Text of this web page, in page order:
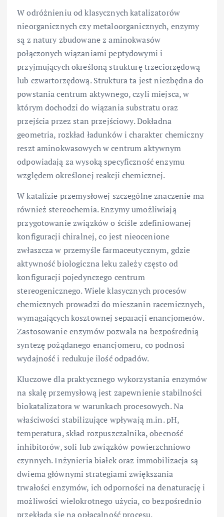
W odróżnieniu od klasycznych katalizatorów
nieorganicznych czy metaloorganicznych, enzymy
są z natury zbudowane z aminokwasów
połączonych wiązaniami peptydowymi i
przyjmujących określoną strukturę trzeciorzędową
lub czwartorzędową. Struktura ta jest niezbędna do
powstania centrum aktywnego, czyli miejsca, w
którym dochodzi do wiązania substratu oraz
przejścia przez stan przejściowy. Dokładna
geometria, rozkład ładunków i charakter chemiczny
reszt aminokwasowych w centrum aktywnym
odpowiadają za wysoką specyficzność enzymu
względem określonej reakcji chemicznej.
W katalizie przemysłowej szczególne znaczenie ma
również stereochemia. Enzymy umożliwiają
przygotowanie związków o ściśle zdefiniowanej
konfiguracji chiralnej, co jest nieocenione
zwłaszcza w przemyśle farmaceutycznym, gdzie
aktywność biologiczna leku zależy często od
konfiguracji pojedynczego centrum
stereogenicznego. Wiele klasycznych procesów
chemicznych prowadzi do mieszanin racemicznych,
wymagających kosztownej separacji enancjomerów.
Zastosowanie enzymów pozwala na bezpośrednią
syntezę pożądanego enancjomeru, co podnosi
wydajność i redukuje ilość odpadów.
Kluczowe dla praktycznego wykorzystania enzymów
na skalę przemysłową jest zapewnienie stabilności
biokatalizatora w warunkach procesowych. Na
właściwości stabilizujące wpływają m.in. pH,
temperatura, skład rozpuszczalnika, obecność
inhibitorów, soli lub związków powierzchniowo
czynnych. Inżynieria białek oraz immobilizacja są
dwiema głównymi strategiami zwiększania
trwałości enzymów, ich odporności na denaturację i
możliwości wielokrotnego użycia, co bezpośrednio
przekłada się na opłacalność procesu.